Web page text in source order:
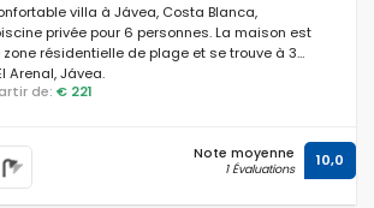
(398)
villa à Jávea, Costa Blanca,
privée pour 6 personnes. La maison est
résidentielle de plage et se trouve à 3
Arenal, Jávea.
de: € 221
Note moyenne
1 Évaluations 10,0